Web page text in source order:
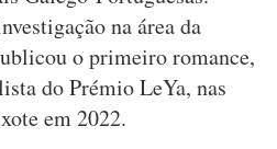
na área da
o primeiro romance,
do Prémio LeYa, nas
em 2022.